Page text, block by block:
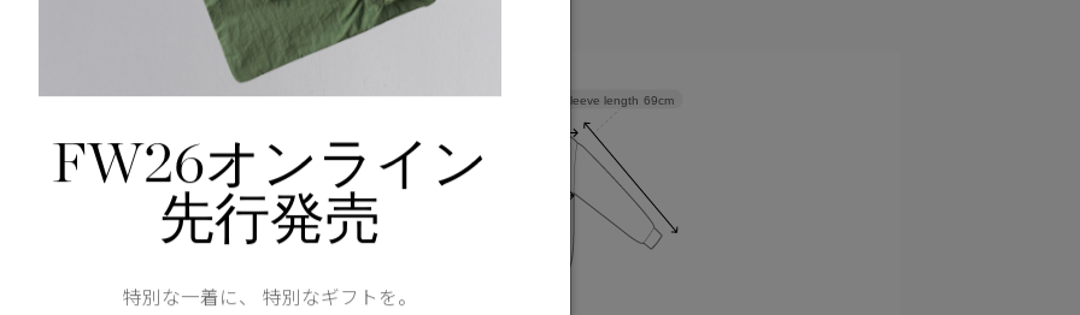
仕様が変更する場合がございます。
Sleeve length 69cm
53.5cm
Shoulder width 39.5cm
FW26オンライン
先行発売
特別な一着に、 特別なギフトを。